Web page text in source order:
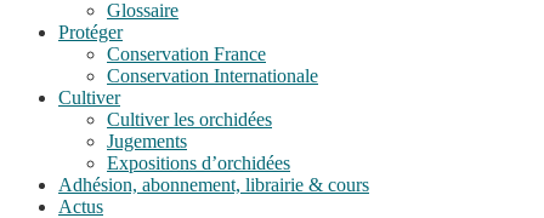
Glossaire
Protéger
Conservation France
Conservation Internationale
Cultiver
Cultiver les orchidées
Jugements
Expositions d’orchidées
Adhésion, abonnement, librairie & cours
Actus